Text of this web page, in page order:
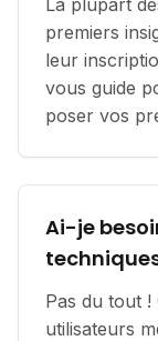
La plupart
premiers
leur
vous guide
poser vos
Ai-je
Pas du tout
utilisateurs